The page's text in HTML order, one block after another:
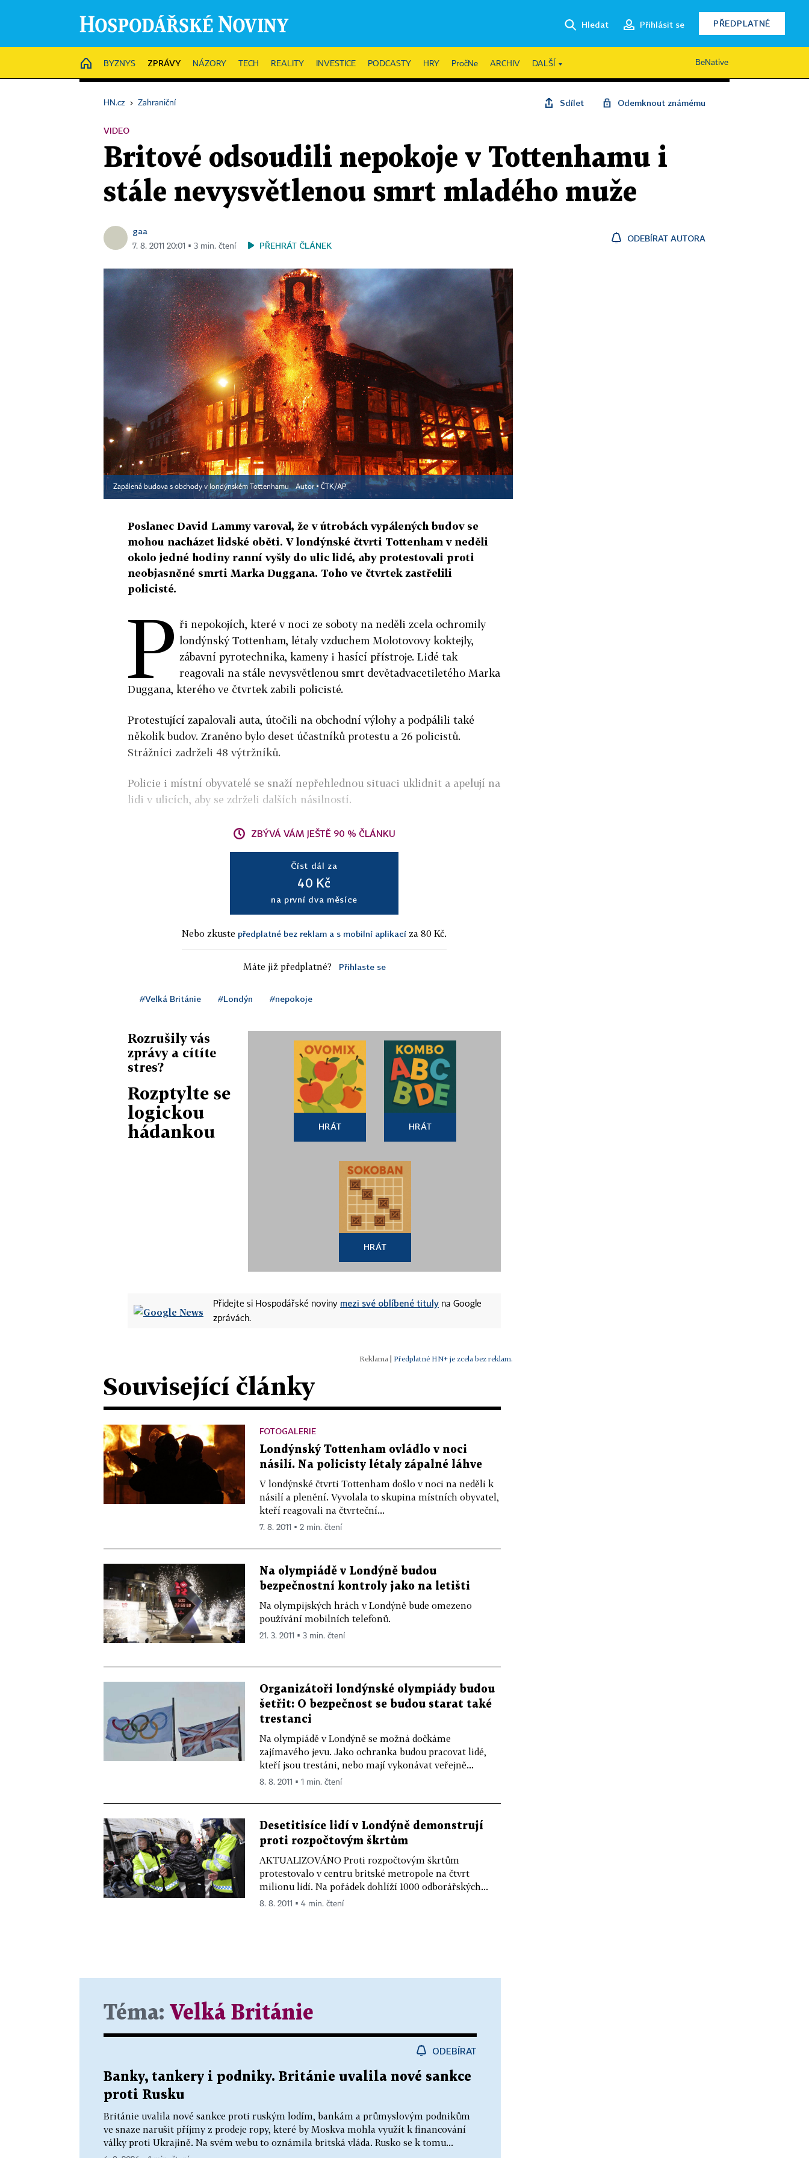
Hledat Přihlásit se PŘEDPLATNÉ
HOME
BYZNYS ZPRÁVY NÁZORY TECH REALITY INVESTICE PODCASTY HRY PročNe ARCHIV DALŠÍ BeNative
HN.cz › Zahraniční Sdílet Odemknout známému
VIDEO
Britové odsoudili nepokoje v Tottenhamu i
stále nevysvětlenou smrt mladého muže
gaa
7. 8. 2011 20:01 ▪ 3 min. čtení PŘEHRÁT ČLÁNEK
ODEBÍRAT AUTORA
Zapálená budova s obchody v londýnském Tottenhamu Autor ▪ ČTK/AP
Poslanec David Lammy varoval, že v útrobách vypálených budov se
mohou nacházet lidské oběti. V londýnské čtvrti Tottenham v neděli
okolo jedné hodiny ranní vyšly do ulic lidé, aby protestovali proti
neobjasněné smrti Marka Duggana. Toho ve čtvrtek zastřelili
policisté.
P ři nepokojích, které v noci ze soboty na neděli zcela ochromily
londýnský Tottenham, létaly vzduchem Molotovovy koktejly,
zábavní pyrotechnika, kameny i hasící přístroje. Lidé tak
reagovali na stále nevysvětlenou smrt devětadvacetiletého Marka
Duggana, kterého ve čtvrtek zabili policisté.
Protestující zapalovali auta, útočili na obchodní výlohy a podpálili také
několik budov. Zraněno bylo deset účastníků protestu a 26 policistů.
Strážníci zadrželi 48 výtržníků.
Policie i místní obyvatelé se snaží nepřehlednou situaci uklidnit a apelují na
lidi v ulicích, aby se zdrželi dalších násilností.
ZBÝVÁ VÁM JEŠTĚ 90 % ČLÁNKU
Číst dál za
40 Kč
na první dva měsíce
Nebo zkuste předplatné bez reklam a s mobilní aplikací za 80 Kč.
Máte již předplatné? Přihlaste se
#Velká Británie #Londýn #nepokoje
Rozrušily vás
zprávy a cítíte
stres?
Rozptylte se
logickou
hádankou
HRÁT HRÁT
HRÁT
Přidejte si Hospodářské noviny mezi své oblíbené tituly na Google
zprávách.
| Předplatné HN+ je zcela bez reklam.
Související články
FOTOGALERIE
Londýnský Tottenham ovládlo v noci
násilí. Na policisty létaly zápalné láhve
V londýnské čtvrti Tottenham došlo v noci na neděli k
násilí a plenění. Vyvolala to skupina místních obyvatel,
kteří reagovali na čtvrteční...
7. 8. 2011 ▪ 2 min. čtení
Na olympiádě v Londýně budou
bezpečnostní kontroly jako na letišti
Na olympijských hrách v Londýně bude omezeno
používání mobilních telefonů.
21. 3. 2011 ▪ 3 min. čtení
Organizátoři londýnské olympiády budou
šetřit: O bezpečnost se budou starat také
trestanci
Na olympiádě v Londýně se možná dočkáme
zajímavého jevu. Jako ochranka budou pracovat lidé,
kteří jsou trestáni, nebo mají vykonávat veřejně...
8. 8. 2011 ▪ 1 min. čtení
Desetitisíce lidí v Londýně demonstrují
proti rozpočtovým škrtům
AKTUALIZOVÁNO Proti rozpočtovým škrtům
protestovalo v centru britské metropole na čtvrt
milionu lidí. Na pořádek dohlíží 1000 odborářských...
8. 8. 2011 ▪ 4 min. čtení
Téma: Velká Británie
ODEBÍRAT
Banky, tankery i podniky. Británie uvalila nové sankce
proti Rusku
Británie uvalila nové sankce proti ruským lodím, bankám a průmyslovým podnikům
ve snaze narušit příjmy z prodeje ropy, které by Moskva mohla využít k financování
války proti Ukrajině. Na svém webu to oznámila britská vláda. Rusko se k tomu...